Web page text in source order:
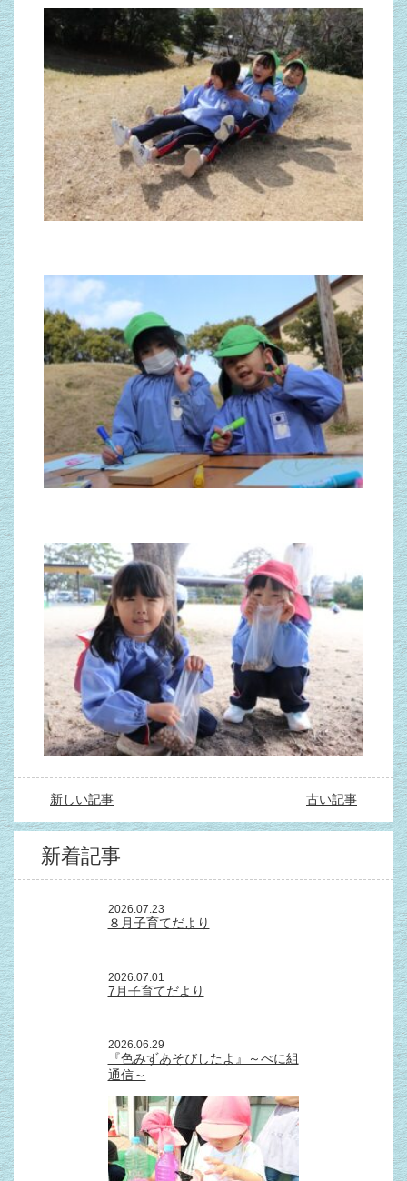
新しい記事 古い記事
新着記事
2026.07.23
８月子育てだより
2026.07.01
7月子育てだより
2026.06.29
『色みずあそびしたよ』～べに組
通信～